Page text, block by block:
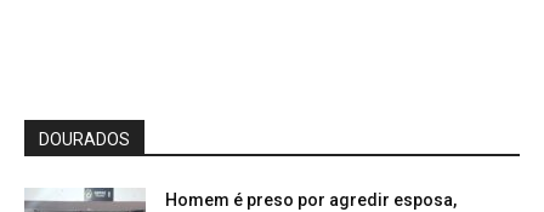
DOURADOS
Homem é preso por agredir esposa,